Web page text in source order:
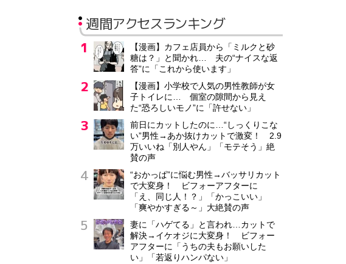
週間アクセスランキング
【漫画】カフェ店員から「ミルクと砂
糖は？」と聞かれ… 夫の“ナイスな返
答”に「これから使います」
【漫画】小学校で人気の男性教師が女
子トイレに… 個室の隙間から見え
た“恐ろしいモノ”に「許せない」
前日にカットしたのに…“しっくりこな
い”男性→あか抜けカットで激変！ 2.9
万いいね「別人やん」「モテそう」絶
賛の声
“おかっぱ”に悩む男性→バッサリカット
で大変身！ ビフォーアフターに
「え、同じ人！？」「かっこいい」
「爽やかすぎる～」大絶賛の声
妻に「ハゲてる」と言われ…カットで
解決→イケオジに大変身！ ビフォー
アフターに「うちの夫もお願いした
い」「若返りハンパない」